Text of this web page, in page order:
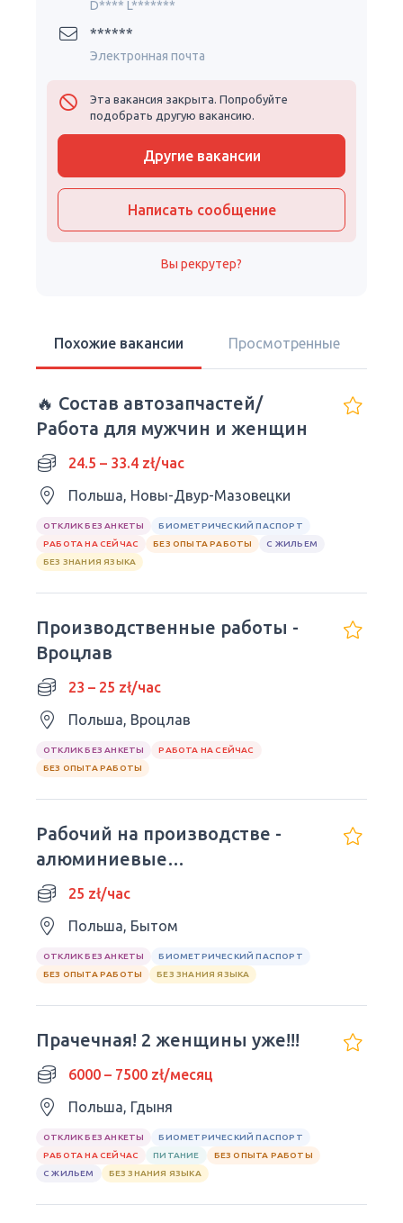
D**** L*******
******
Электронная почта
Эта вакансия закрыта. Попробуйте
подобрать другую вакансию.
Другие вакансии
Написать сообщение
Вы рекрутер?
Похожие вакансии Просмотренные
🔥 Состав автозапчастей/
Работа для мужчин и женщин
24.5 – 33.4 zł/час
Польша, Новы-Двур-Мазовецки
ОТКЛИК БЕЗ АНКЕТЫ
БИОМЕТРИЧЕСКИЙ ПАСПОРТ
РАБОТА НА СЕЙЧАС
БЕЗ ОПЫТА РАБОТЫ
С ЖИЛЬЕМ
БЕЗ ЗНАНИЯ ЯЗЫКА
Производственные работы -
Вроцлав
23 – 25 zł/час
Польша, Вроцлав
ОТКЛИК БЕЗ АНКЕТЫ
РАБОТА НА СЕЙЧАС
БЕЗ ОПЫТА РАБОТЫ
Рабочий на производстве -
алюминиевые
стеклоочистители
25 zł/час
Польша, Бытом
ОТКЛИК БЕЗ АНКЕТЫ
БИОМЕТРИЧЕСКИЙ ПАСПОРТ
БЕЗ ОПЫТА РАБОТЫ
БЕЗ ЗНАНИЯ ЯЗЫКА
Прачечная! 2 женщины уже!!!
6000 – 7500 zł/месяц
Польша, Гдыня
ОТКЛИК БЕЗ АНКЕТЫ
БИОМЕТРИЧЕСКИЙ ПАСПОРТ
РАБОТА НА СЕЙЧАС
ПИТАНИЕ
БЕЗ ОПЫТА РАБОТЫ
С ЖИЛЬЕМ
БЕЗ ЗНАНИЯ ЯЗЫКА